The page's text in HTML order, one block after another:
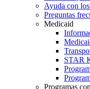
Ayuda con
Preguntas
Medicaid
STAR
Programas